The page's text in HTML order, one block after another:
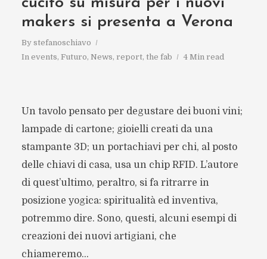
cucito su misura per i nuovi
makers si presenta a Verona
By stefanoschiavo
In events, Futuro, News, report, the fab 4 Min read
Un tavolo pensato per degustare dei buoni vini;
lampade di cartone; gioielli creati da una
stampante 3D; un portachiavi per chi, al posto
delle chiavi di casa, usa un chip RFID. L’autore
di quest’ultimo, peraltro, si fa ritrarre in
posizione yogica: spiritualità ed inventiva,
potremmo dire. Sono, questi, alcuni esempi di
creazioni dei nuovi artigiani, che
chiameremo...